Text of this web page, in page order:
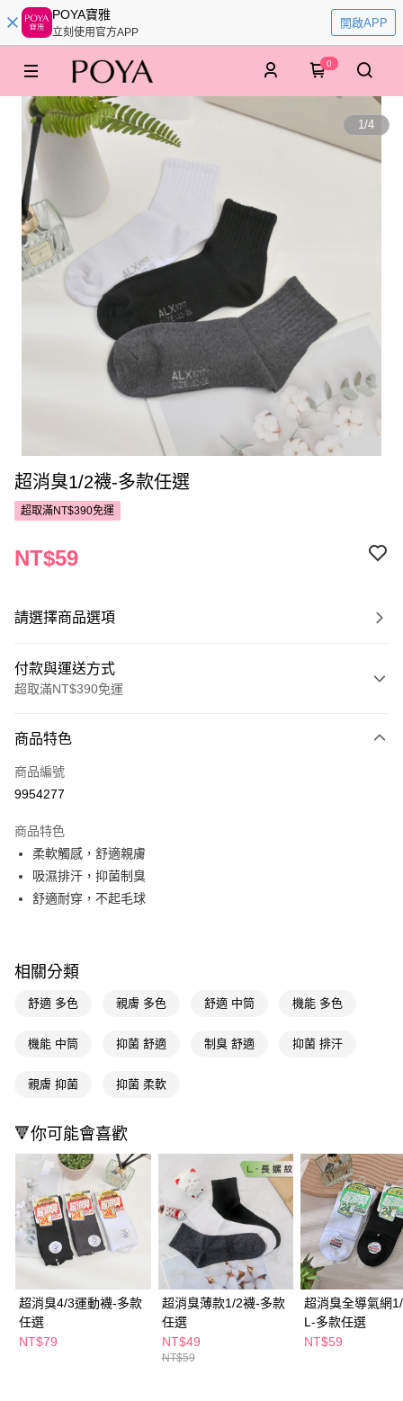
POYA寶雅
立刻使用官方APP
開啟APP
0
1/4
超消臭1/2襪-多款任選
超取滿NT$390免運
NT$59
請選擇商品選項
付款與運送方式
超取滿NT$390免運
POYA支付
信用卡一次付款
LINE Pay
Apple Pay
Google Pay
相關說明
便利好安心！
２．便利：只要手機號碼，簡訊認證，即可結帳。
３．安心：先確認商品／服務後，再付款。
【「AFTEE先享後付」結帳流程】
１．於結帳方式選擇「AFTEE先享後付」後，將跳轉至「AFTEE先享後付」
結帳頁面，進行簡訊認證並確認金額後，即可完成結帳。
２．訂單成立數日內，您將收到繳費通知簡訊。
３．收到繳費通知簡訊後14天內，點擊此簡訊中的連結，可透過四大超商／
ATM／網路銀行／等多元方式進行付款，方視為交易完成。
※ 請注意：結帳手續完成當下不需立刻繳費，但若您需要取消訂單，請聯絡
購買商品的店家。未經商家同意取消之訂單仍視為有效，需透過AFTEE先享
後付繳納相關費用。
※ 交易是否成功請以「AFTEE先享後付 」之結帳頁面顯示為準，若有關於
客戶支援中心」
https://netprotections.freshdesk.com/support/home
全家取貨付款
每筆NT$65，滿NT$390(含以上)免運費
付款後全家取貨
每筆NT$65，滿NT$390(含以上)免運費
萊爾富取貨付款
每筆NT$65，滿NT$490(含以上)免運費
付款後萊爾富取貨
每筆NT$65，滿NT$490(含以上)免運費
商品特色
商品編號
9954277
商品特色
柔軟觸感，舒適親膚
吸濕排汗，抑菌制臭
舒適耐穿，不起毛球
相關分類
舒適 多色 親膚 多色 舒適 中筒 機能 多色
機能 中筒 抑菌 舒適 制臭 舒適 抑菌 排汗
親膚 抑菌 抑菌 柔軟
🔻你可能會喜歡
超消臭4/3運動襪-多款
任選
NT$79
超消臭薄款1/2襪-多款
任選
NT$49
NT$59
超消臭全導氣網
L-多款任選
NT$59